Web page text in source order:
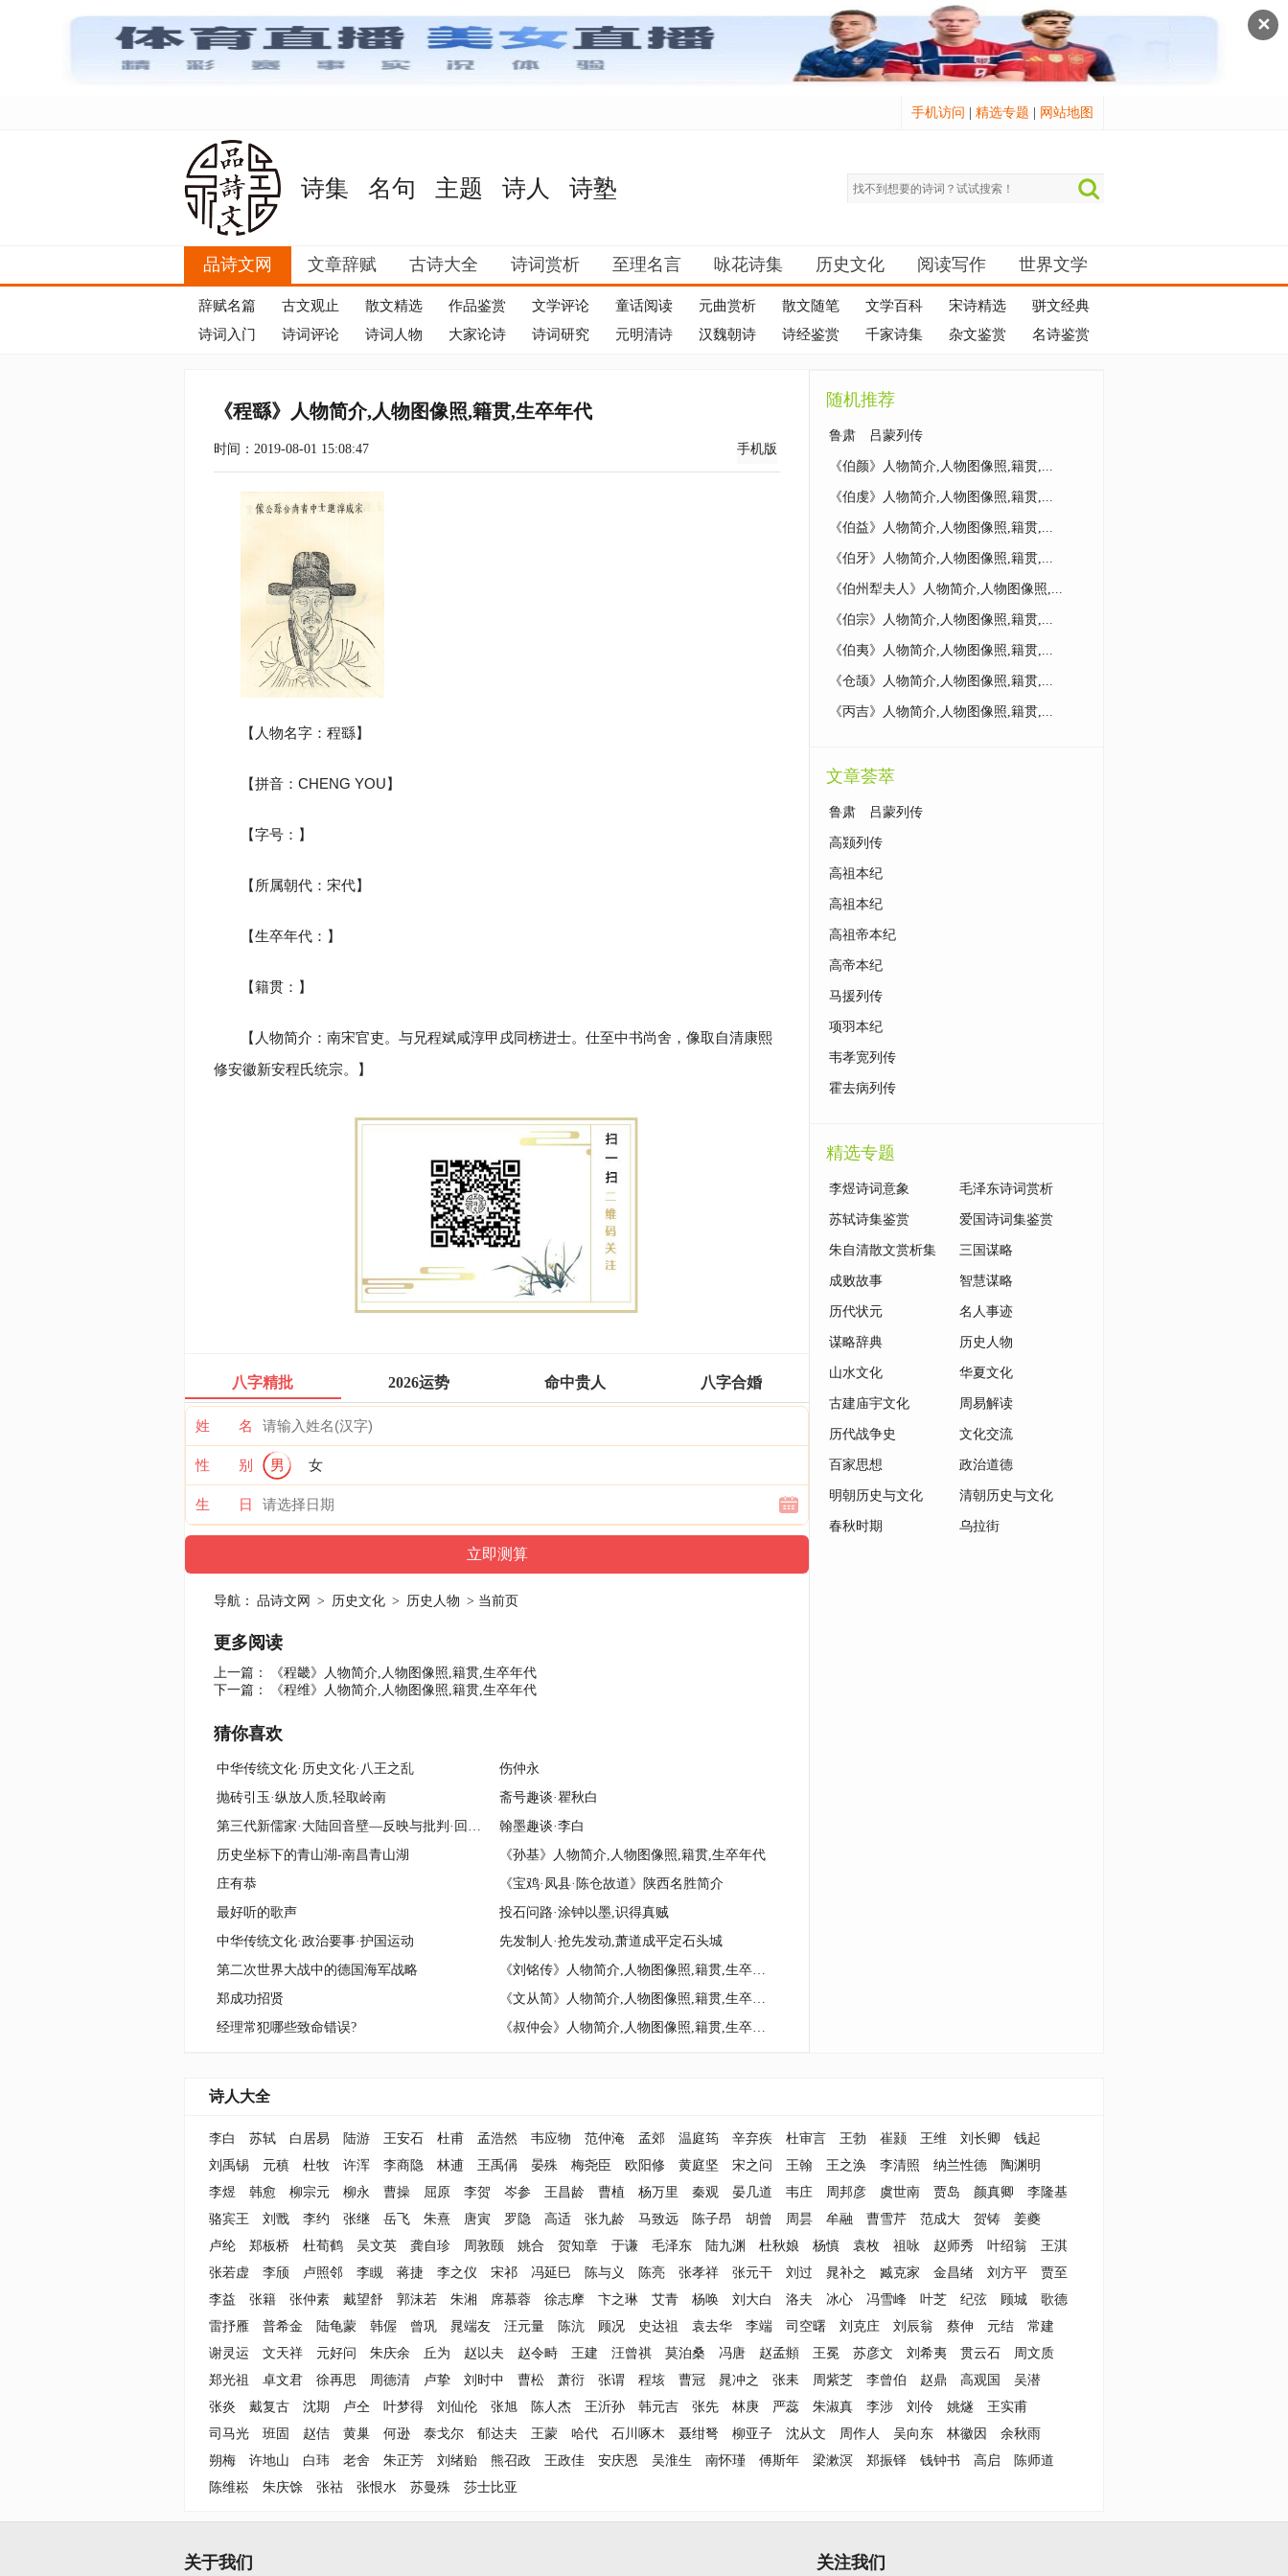
✕
手机访问 精选专题 网站地图
诗集 名句 主题 诗人 诗塾
品诗文网 文章辞赋 古诗大全 诗词赏析 至理名言 咏花诗集 历史文化 阅读写作 世界文学
辞赋名篇 古文观止 散文精选 作品鉴赏 文学评论 童话阅读 元曲赏析 散文随笔 文学百科 宋诗精选
骈文经典
诗词入门
诗词评论 诗词人物 大家论诗 诗词研究 元明清诗 汉魏朝诗 诗经鉴赏 千家诗集 杂文鉴赏 名诗鉴赏
《程繇》人物简介,人物图像照,籍贯,生卒年代
时间：2019-08-01 15:08:47 手机版
【人物名字：程繇】
【拼音：CHENG YOU】
【字号：】
【所属朝代：宋代】
【生卒年代：】
【籍贯：】
【人物简介：南宋官吏。与兄程斌咸淳甲戌同榜进士。仕至中书尚舍，像取自清康熙
修安徽新安程氏统宗。】
八字精批 2026运势 命中贵人 八字合婚
姓 名
性 别 男 女
生 日
导航： 品诗文网 > 历史文化 > 历史人物 > 当前页
更多阅读
上一篇：
《程畿》人物简介,人物图像照,籍贯,生卒年代
下一篇：
《程维》人物简介,人物图像照,籍贯,生卒年代
猜你喜欢
中华传统文化·历史文化·八王之乱
伤仲永
抛砖引玉·纵放人质,轻取岭南
斋号趣谈·瞿秋白
第三代新儒家·大陆回音壁—反映与批判·回流反哺
翰墨趣谈·李白
历史坐标下的青山湖-南昌青山湖
《孙基》人物简介,人物图像照,籍贯,生卒年代
庄有恭
《宝鸡·凤县·陈仓故道》陕西名胜简介
最好听的歌声
投石问路·涂钟以墨,识得真贼
中华传统文化·政治要事·护国运动
先发制人·抢先发动,萧道成平定石头城
第二次世界大战中的德国海军战略
《刘铭传》人物简介,人物图像照,籍贯,生卒年代
郑成功招贤
《文从简》人物简介,人物图像照,籍贯,生卒年代
经理常犯哪些致命错误?
《叔仲会》人物简介,人物图像照,籍贯,生卒年代
随机推荐
鲁肃 吕蒙列传
《伯颜》人物简介,人物图像照,籍贯,...
《伯虔》人物简介,人物图像照,籍贯,...
《伯益》人物简介,人物图像照,籍贯,...
《伯牙》人物简介,人物图像照,籍贯,...
《伯州犁夫人》人物简介,人物图像照,...
《伯宗》人物简介,人物图像照,籍贯,...
《伯夷》人物简介,人物图像照,籍贯,...
《仓颉》人物简介,人物图像照,籍贯,...
《丙吉》人物简介,人物图像照,籍贯,...
文章荟萃
鲁肃 吕蒙列传
高颎列传
高祖本纪
高祖本纪
高祖帝本纪
高帝本纪
马援列传
项羽本纪
韦孝宽列传
霍去病列传
精选专题
李煜诗词意象 毛泽东诗词赏析
苏轼诗集鉴赏 爱国诗词集鉴赏
朱自清散文赏析集 三国谋略
成败故事 智慧谋略
历代状元 名人事迹
谋略辞典 历史人物
山水文化 华夏文化
古建庙宇文化 周易解读
历代战争史 文化交流
百家思想 政治道德
明朝历史与文化 清朝历史与文化
春秋时期 乌拉街
诗人大全
李白 苏轼 白居易 陆游 王安石 杜甫 孟浩然 韦应物 范仲淹 孟郊 温庭筠 辛弃疾 杜审言 王勃 崔颢 王维 刘长卿
钱起
刘禹锡
元稹 杜牧 许浑 李商隐 林逋 王禹偁 晏殊 梅尧臣 欧阳修 黄庭坚 宋之问 王翰 王之涣 李清照 纳兰性德
陶渊明
李煜
韩愈 柳宗元 柳永 曹操 屈原 李贺 岑参 王昌龄 曹植 杨万里 秦观 晏几道 韦庄 周邦彦 虞世南 贾岛 颜真卿
李隆基
骆宾王
刘戬 李约 张继 岳飞 朱熹 唐寅 罗隐 高适 张九龄 马致远 陈子昂 胡曾 周昙 牟融 曹雪芹 范成大 贺铸
姜夔
卢纶
郑板桥 杜荀鹤 吴文英 龚自珍 周敦颐 姚合 贺知章 于谦 毛泽东 陆九渊 杜秋娘 杨慎 袁枚 祖咏 赵师秀 叶绍翁
王淇
张若虚
李颀 卢照邻 李瞡 蒋捷 李之仪 宋祁 冯延巳 陈与义 陈亮 张孝祥 张元干 刘过 晁补之 臧克家 金昌绪 刘方平
贾至
李益
张籍 张仲素 戴望舒 郭沫若 朱湘 席慕蓉 徐志摩 卞之琳 艾青 杨唤 刘大白 洛夫 冰心 冯雪峰 叶芝 纪弦 顾城
歌德
雷抒雁
普希金 陆龟蒙 韩偓 曾巩 晁端友 汪元量 陈沆 顾况 史达祖 袁去华 李端 司空曙 刘克庄 刘辰翁 蔡伸 元结
常建
谢灵运
文天祥 元好问 朱庆余 丘为 赵以夫 赵令畤 王建 汪曾祺 莫泊桑 冯唐 赵孟頫 王冕 苏彦文 刘希夷 贯云石
周文质
郑光祖
卓文君 徐再思 周德清 卢挚 刘时中 曹松 萧衍 张谓 程垓 曹冠 晁冲之 张耒 周紫芝 李曾伯 赵鼎 高观国
吴潜
张炎
戴复古 沈期 卢仝 叶梦得 刘仙伦 张旭 陈人杰 王沂孙 韩元吉 张先 林庚 严蕊 朱淑真 李涉 刘伶 姚燧
王实甫
司马光
班固 赵佶 黄巢 何逊 泰戈尔 郁达夫 王蒙 哈代 石川啄木 聂绀弩 柳亚子 沈从文 周作人 吴向东 林徽因
余秋雨
朔梅
许地山 白玮 老舍 朱正芳 刘绪贻 熊召政 王政佳 安庆恩 吴淮生 南怀瑾 傅斯年 梁漱溟 郑振铎 钱钟书 高启
陈师道
陈维崧
朱庆馀 张祜 张恨水 苏曼殊 莎士比亚
关于我们 关注我们